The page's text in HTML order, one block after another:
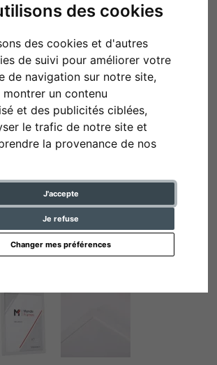
des cookies
des cookies et d'autres
de suivi pour améliorer votre
de navigation sur notre site,
un contenu
et des publicités ciblées,
le trafic de notre site et
la provenance de nos
J'accepte
Je refuse
Changer mes préférences